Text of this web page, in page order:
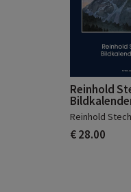
Reinhold
Reinhold
€ 28.00